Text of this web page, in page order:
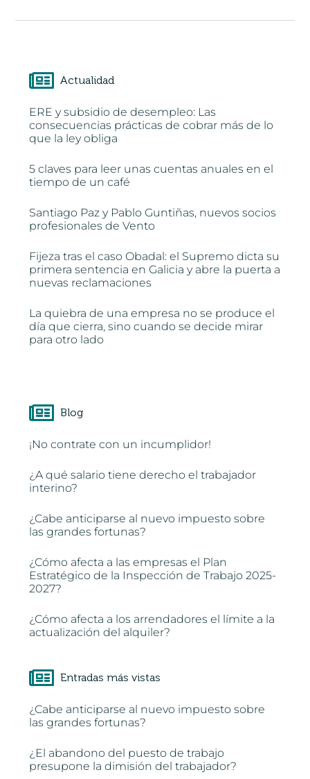
Actualidad
ERE y subsidio de desempleo: Las
consecuencias prácticas de cobrar más de lo
que la ley obliga
5 claves para leer unas cuentas anuales en el
tiempo de un café
Santiago Paz y Pablo Guntiñas, nuevos socios
profesionales de Vento
Fijeza tras el caso Obadal: el Supremo dicta su
primera sentencia en Galicia y abre la puerta a
nuevas reclamaciones
La quiebra de una empresa no se produce el
día que cierra, sino cuando se decide mirar
para otro lado
Blog
¡No contrate con un incumplidor!
¿A qué salario tiene derecho el trabajador
interino?
¿Cabe anticiparse al nuevo impuesto sobre
las grandes fortunas?
¿Cómo afecta a las empresas el Plan
Estratégico de la Inspección de Trabajo 2025-
2027?
¿Cómo afecta a los arrendadores el límite a la
actualización del alquiler?
Entradas más vistas
¿Cabe anticiparse al nuevo impuesto sobre
las grandes fortunas?
¿El abandono del puesto de trabajo
presupone la dimisión del trabajador?